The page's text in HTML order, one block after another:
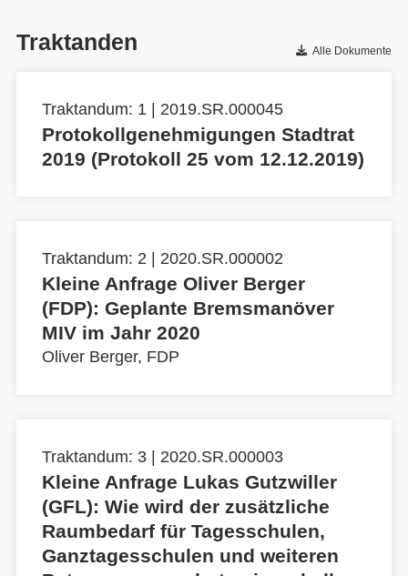
Traktanden Alle Dokumente
Traktandum: 1 | 2019.SR.000045
Protokollgenehmigungen Stadtrat
2019 (Protokoll 25 vom 12.12.2019)
Traktandum: 2 | 2020.SR.000002
Kleine Anfrage Oliver Berger
(FDP): Geplante Bremsmanöver
MIV im Jahr 2020
Oliver Berger, FDP
Traktandum: 3 | 2020.SR.000003
Kleine Anfrage Lukas Gutzwiller
(GFL): Wie wird der zusätzliche
Raumbedarf für Tagesschulen,
Ganztagesschulen und weiteren